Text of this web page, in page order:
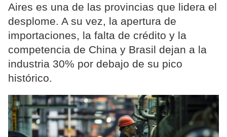
Aires es una de las provincias que lidera el
desplome. A su vez, la apertura de
importaciones, la falta de crédito y la
competencia de China y Brasil dejan a la
industria 30% por debajo de su pico
histórico.